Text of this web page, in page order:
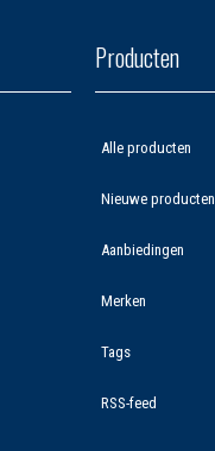
Producten
Alle producten
Nieuwe producten
Aanbiedingen
Merken
Tags
RSS-feed